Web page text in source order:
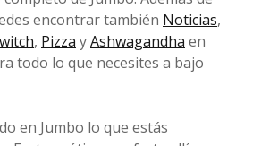
encontrar también Noticias,
, Pizza yAshwagandha en
todo lo que necesites a bajo
en Jumbo lo que estás